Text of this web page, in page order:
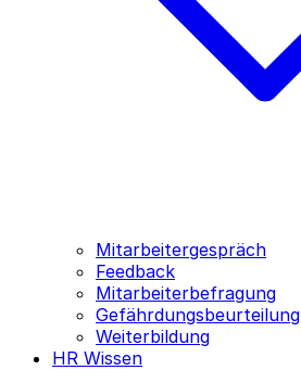
Mitarbeitergespräch
Feedback
Mitarbeiterbefragung
Gefährdungsbeurteilung
Weiterbildung
HR Wissen